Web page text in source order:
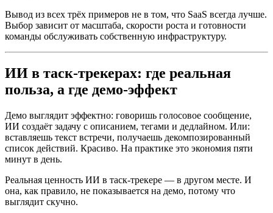
Вывод из всех трёх примеров не в том, что SaaS всегда лучше.
Выбор зависит от масштаба, скорости роста и готовности
команды обслуживать собственную инфраструктуру.
ИИ в таск-трекерах: где реальная
польза, а где демо-эффект
Демо выглядит эффектно: говоришь голосовое сообщение,
ИИ создаёт задачу с описанием, тегами и дедлайном. Или:
вставляешь текст встречи, получаешь декомпозированный
список действий. Красиво. На практике это экономия пяти
минут в день.
Реальная ценность ИИ в таск-трекере — в другом месте. И
она, как правило, не показывается на демо, потому что
выглядит скучно.